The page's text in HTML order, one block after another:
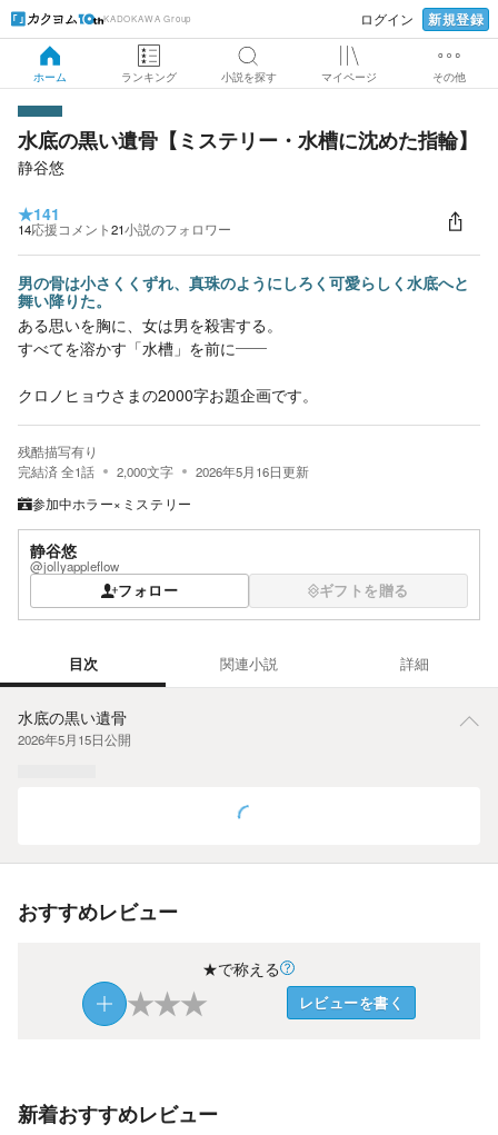
KADOKAWA Group ログイン 新規登録
ホーム ランキング 小説を探す マイページ その他
水底の黒い遺骨【ミステリー・水槽に沈めた指輪】
静谷悠
★141
14応援コメント21小説のフォロワー
男の骨は小さくくずれ、真珠のようにしろく可愛らしく水底へと
舞い降りた。
ある思いを胸に、女は男を殺害する。
すべてを溶かす「水槽」を前に――
クロノヒョウさまの2000字お題企画です。
残酷描写有り
完結済全1話 2,000文字 2026年5月16日更新
参加中ホラー×ミステリー
静谷悠
@jollyappleflow
フォロー ギフトを贈る
目次 関連小説 詳細
水底の黒い遺骨
2026年5月15日公開
おすすめレビュー
★で称える
★★★ レビューを書く
新着おすすめレビュー